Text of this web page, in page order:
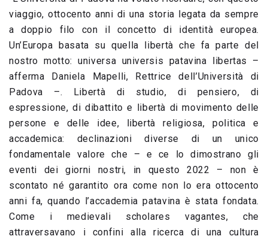
viaggio, ottocento anni di una storia legata da sempre
a doppio filo con il concetto di identità europea.
Un’Europa basata su quella libertà che fa parte del
nostro motto: universa universis patavina libertas –
afferma Daniela Mapelli, Rettrice dell’Università di
Padova –. Libertà di studio, di pensiero, di
espressione, di dibattito e libertà di movimento delle
persone e delle idee, libertà religiosa, politica e
accademica: declinazioni diverse di un unico
fondamentale valore che – e ce lo dimostrano gli
eventi dei giorni nostri, in questo 2022 – non è
scontato né garantito ora come non lo era ottocento
anni fa, quando l’accademia patavina è stata fondata.
Come i medievali scholares vagantes, che
attraversavano i confini alla ricerca di una cultura